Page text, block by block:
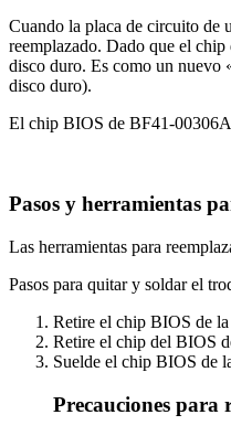
Cuando la placa de circuito de
reemplazado. Dado que el
disco duro. Es como un nuevo
disco duro).
El chip BIOS de BF41-00306A
Pasos y herramientas
Las herramientas para
Pasos para quitar y soldar el
Retire el chip BIOS de
Retire el chip del BIOS
Suelde el chip BIOS de
Precauciones para